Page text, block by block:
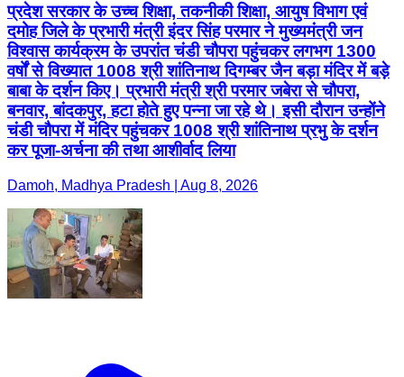
प्रदेश सरकार के उच्च शिक्षा, तकनीकी शिक्षा, आयुष विभाग एवं
दमोह जिले के प्रभारी मंत्री इंदर सिंह परमार ने मुख्यमंत्री जन
विश्वास कार्यक्रम के उपरांत चंडी चौपरा पहुंचकर लगभग 1300
वर्षों से विख्यात 1008 श्री शांतिनाथ दिगम्बर जैन बड़ा मंदिर में बड़े
बाबा के दर्शन किए। प्रभारी मंत्री श्री परमार जबेरा से चौपरा,
बनवार, बांदकपुर, हटा होते हुए पन्ना जा रहे थे। इसी दौरान उन्होंने
चंडी चौपरा में मंदिर पहुंचकर 1008 श्री शांतिनाथ प्रभु के दर्शन
कर पूजा-अर्चना की तथा आशीर्वाद लिया
Damoh, Madhya Pradesh | Aug 8, 2026